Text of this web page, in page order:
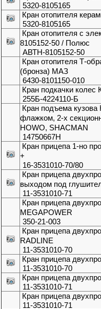
5320-8105165
Кран отопителя
5320-8105165
Кран отопителя с
8105152-50 / Полюс
АВТН-8105152-50
Кран отопителя Т-
(бронза) МАЗ
6430-8101150-010
Кран подкачки колес
255Б-4224110-Б
Кран подъема кузова
флажком, 2-х
HOWO, SHACMAN
14750667H
Кран прицепа 1-но
+
16-3531010-70/80
Кран прицепа
выходом под
11-3531010-71
Кран прицепа
MEGAPOWER
350-21-003
Кран прицепа
RADLINE
11-3531010-70
Кран прицепа
11-3531010-70
Кран прицепа
11-3531010-71
Кран прицепа
11-3531010-71